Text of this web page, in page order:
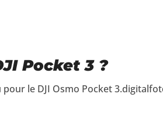
Pocket 3 ?
le DJI Osmo Pocket